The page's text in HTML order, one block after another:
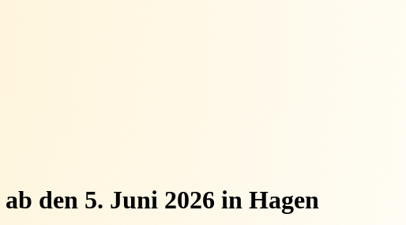
ab den 5. Juni 2026 in Hagen